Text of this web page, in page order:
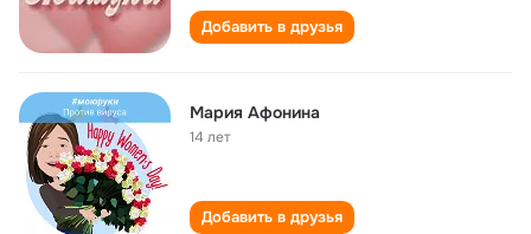
Добавить в друзья
Мария Афонина
14 лет
Добавить в друзья